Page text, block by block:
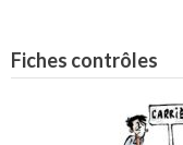
Fiches contrôles